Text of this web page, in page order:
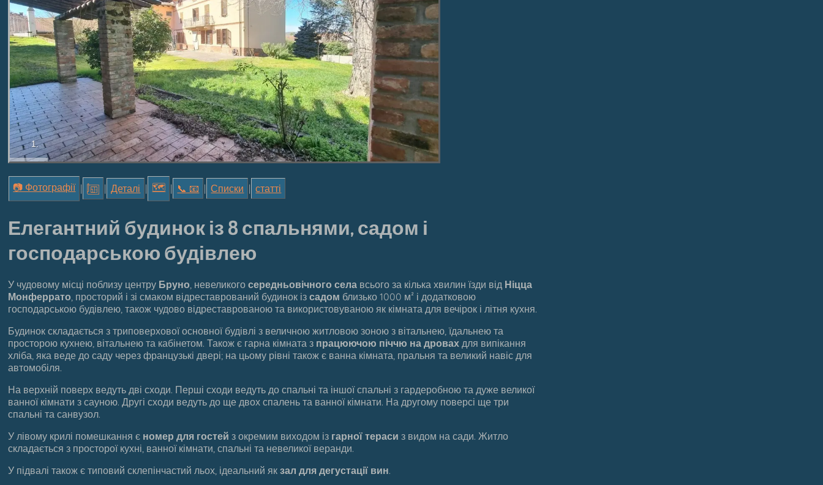
1.
📷 Фотографії | | Деталі | 🗺 | 📞︎ 📧 | Списки | статті
Елегантний будинок із 8 спальнями, садом і
господарською будівлею
У чудовому місці поблизу центру Бруно , невеликогосередньовічного села всього за кілька хвилин їзди від Ніцца
Монферрато , просторий і зі смаком відреставрований будинок ізсадом близько 1000 м² і додатковою
господарською будівлею, також чудово відреставрованою та використовуваною як кімната для вечірок і літня кухня.
Будинок складається з триповерхової основної будівлі з величною житловою зоною з вітальнею, їдальнею та
просторою кухнею, вітальнею та кабінетом. Також є гарна кімната з працюючою піччю на дровах для випікання
хліба, яка веде до саду через французькі двері; на цьому рівні також є ванна кімната, пральня та великий навіс для
автомобіля.
На верхній поверх ведуть дві сходи. Перші сходи ведуть до спальні та іншої спальні з гардеробною та дуже великої
ванної кімнати з сауною. Другі сходи ведуть до ще двох спалень та ванної кімнати. На другому поверсі ще три
спальні та санвузол.
У лівому крилі помешкання є номер для гостей з окремим виходом із гарної тераси з видом на сади. Житло
складається з просторої кухні, ванної кімнати, спальні та невеликої веранди.
У підвалі також є типовий склепінчастий льох, ідеальний якзал для дегустації вин.